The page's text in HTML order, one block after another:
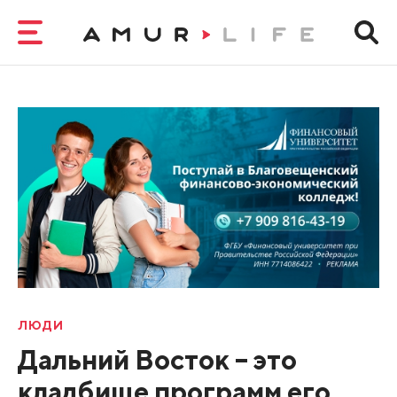
ЛЮДИ
Дальний Восток – это